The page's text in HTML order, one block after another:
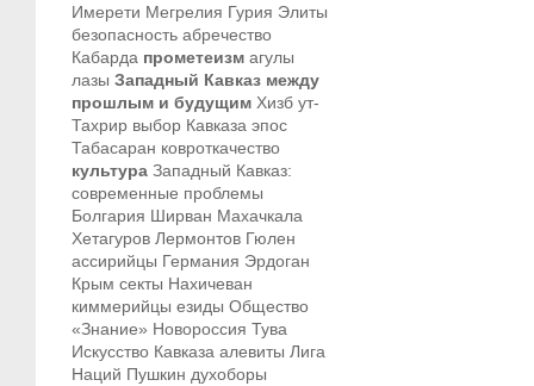
Имерети Мегрелия Гурия Элиты
безопасность абречество
Кабарда прометеизм агулы
лазы Западный Кавказ между
прошлым и будущим Хизб ут-
Тахрир выбор Кавказа эпос
Табасаран ковроткачество
культура Западный Кавказ:
современные проблемы
Болгария Ширван Махачкала
Хетагуров Лермонтов Гюлен
ассирийцы Германия Эрдоган
Крым секты Нахичеван
киммерийцы езиды Общество
«Знание» Новороссия Тува
Искусство Кавказа алевиты Лига
Наций Пушкин духоборы